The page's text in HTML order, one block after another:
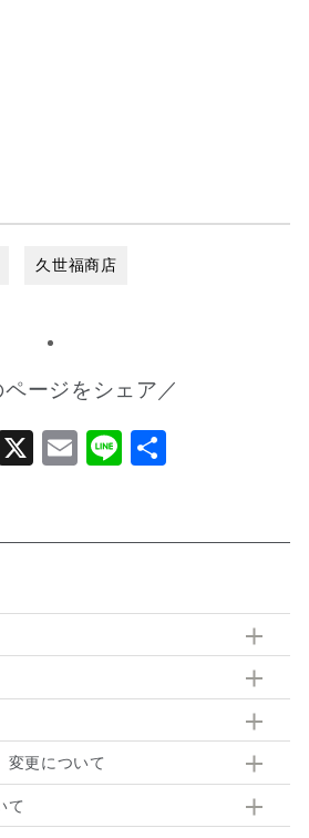
久世福商店
ページをシェア／
X Email
Line
変更について
て